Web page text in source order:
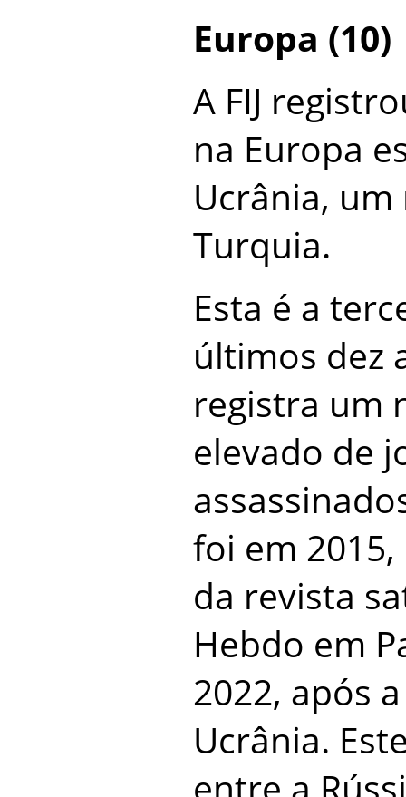
Europa (10)
A FIJ
na Europa
Ucrânia, um
Turquia.
Esta é a
últimos dez
registra um
elevado de
foi em
da revista
Hebdo em
2022, após
Ucrânia.